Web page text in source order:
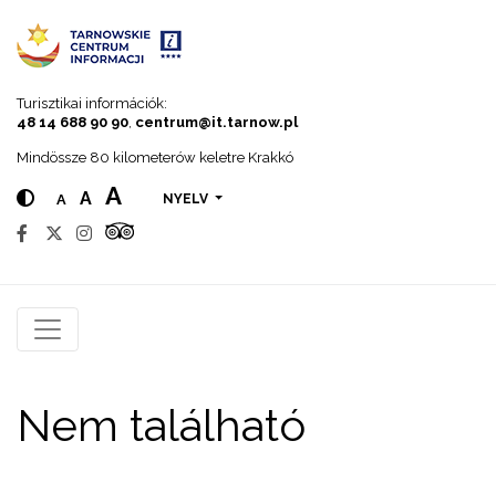
Turisztikai információk:
48 14 688 90 90 centrum@it.tarnow.pl
Mindössze 80 kilometerów keletre Krakkó
A A A NYELV
Nem található